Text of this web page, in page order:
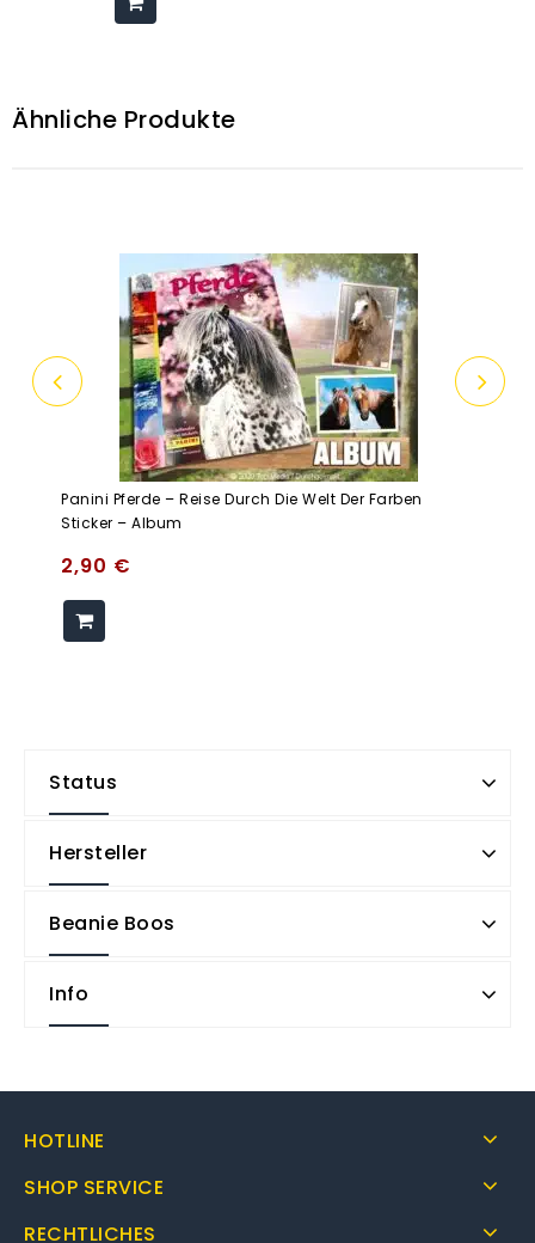
Ähnliche Produkte
Panini Pferde – Reise Durch Die Welt Der Farben
Sticker – Album
2,90 €
Status
Hersteller
Beanie Boos
Info
HOTLINE
SHOP SERVICE
RECHTLICHES